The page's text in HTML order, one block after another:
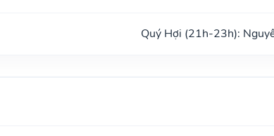
Quý Hợi (21h-23h):